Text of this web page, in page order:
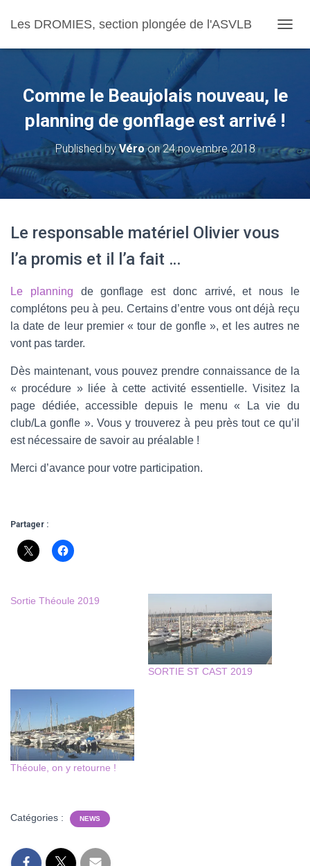
Les DROMIES, section plongée de l'ASVLB
Comme le Beaujolais nouveau, le
planning de gonflage est arrivé !
Published byVéroon24 novembre 2018
Le responsable matériel Olivier vous
l’a promis et il l’a fait …
Le planning de gonflage est donc arrivé, et nous le
complétons peu à peu. Certains d’entre vous ont déjà reçu
la date de leur premier « tour de gonfle », et les autres ne
vont pas tarder.
Dès maintenant, vous pouvez prendre connaissance de la
« procédure » liée à cette activité essentielle. Visitez la
page dédiée, accessible depuis le menu « La vie du
club/La gonfle ». Vous y trouverez à peu près tout ce qu’il
est nécessaire de savoir au préalable !
Merci d’avance pour votre participation.
Partager :
Sortie Théoule 2019
SORTIE ST CAST 2019
Théoule, on y retourne !
Catégories : NEWS